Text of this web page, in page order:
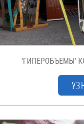
‘ГИПЕРОБЪЕМЫ’